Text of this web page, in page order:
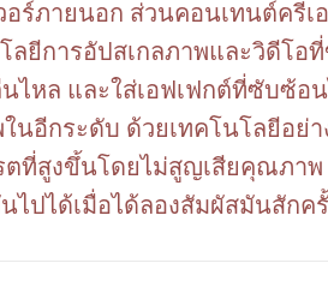
อร์ภายนอก ส่วนคอนเทนต์ครีเ
ลยีการอัปสเกลภาพและวิดีโ
ไหล และใส่เอฟเฟกต์ที่ซับซ้อ
นอีกระดับ ด้วยเทคโนโลยีอย่า
ตที่สูงขึ้นโดยไม่สูญเสียคุณภา
ไปได้เมื่อได้ลองสัมผัสมันสักค